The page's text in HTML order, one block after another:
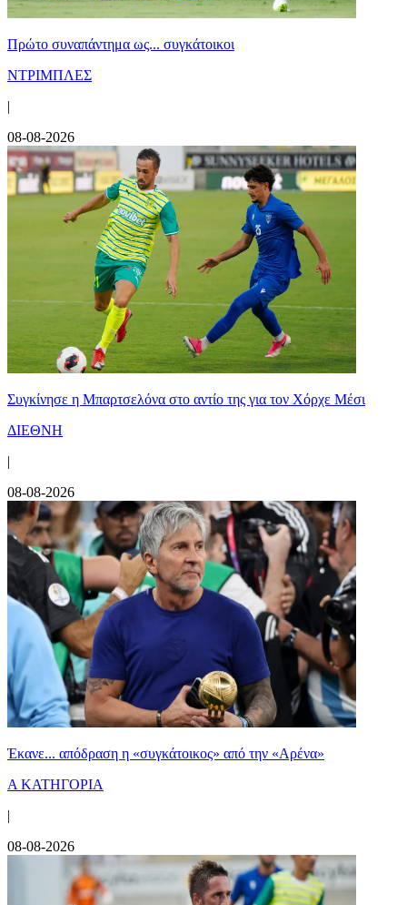
Πρώτο συναπάντημα ως... συγκάτοικοι
ΝΤΡΙΜΠΛΕΣ
|
08-08-2026
Συγκίνησε η Μπαρτσελόνα στο αντίο της για τον Χόρχε Μέσι
ΔΙΕΘΝΗ
|
08-08-2026
Έκανε... απόδραση η «συγκάτοικος» από την «Αρένα»
Α ΚΑΤΗΓΟΡΙΑ
|
08-08-2026